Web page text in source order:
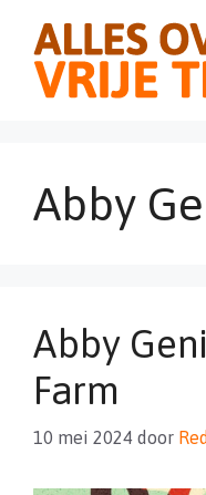
inhoud
Abby
Abby
Farm
10 mei 2024 door